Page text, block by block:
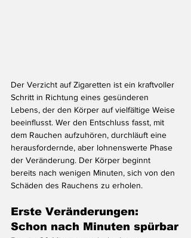
Der Verzicht auf Zigaretten ist ein kraftvoller
Schritt in Richtung eines gesünderen
Lebens, der den Körper auf vielfältige Weise
beeinflusst. Wer den Entschluss fasst, mit
dem Rauchen aufzuhören, durchläuft eine
herausfordernde, aber lohnenswerte Phase
der Veränderung. Der Körper beginnt
bereits nach wenigen Minuten, sich von den
Schäden des Rauchens zu erholen.
Erste Veränderungen:
Schon nach Minuten spürbar